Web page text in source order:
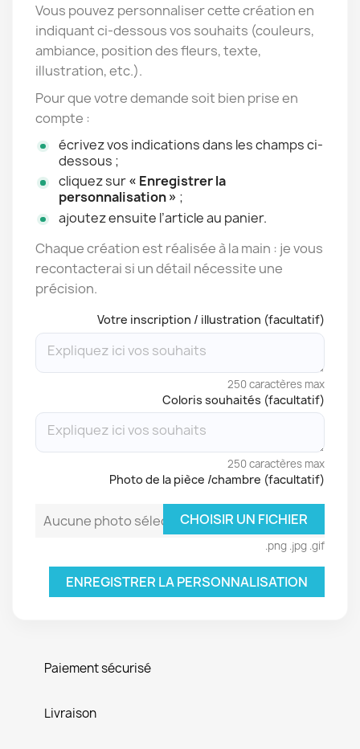
Vous pouvez personnaliser cette création en
indiquant ci-dessous vos souhaits (couleurs,
ambiance, position des fleurs, texte,
illustration, etc.).
Pour que votre demande soit bien prise en
compte :
écrivez vos indications dans les champs ci-
dessous ;
cliquez sur« Enregistrer la
personnalisation » ;
ajoutez ensuite l’article au panier.
Chaque création est réalisée à la main : je vous
recontacterai si un détail nécessite une
précision.
Votre inscription / illustration (facultatif)
250 caractères max
Coloris souhaités (facultatif)
250 caractères max
Photo de la pièce /chambre (facultatif)
Aucune photo sélectionnéeCHOISIR UN FICHIER
.png .jpg .gif
ENREGISTRER LA PERSONNALISATION
Paiement sécurisé
Livraison